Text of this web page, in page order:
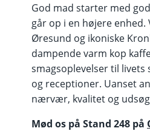
God mad starter med
går op i en højere
Øresund og ikoniske
dampende varm kop
smagsoplevelser til
og receptioner. Uanset
nærvær, kvalitet og
Mød os på Stand 248 på